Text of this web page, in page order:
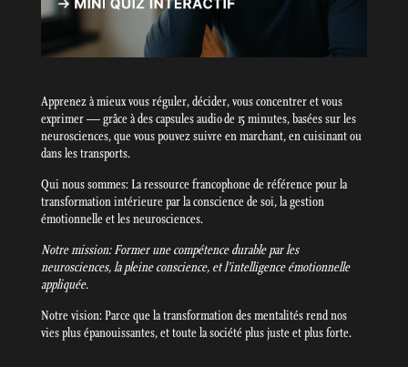
Apprenez à mieux vous réguler, décider, vous concentrer et vous
exprimer — grâce à des capsules audio de 15 minutes, basées sur les
neurosciences, que vous pouvez suivre en marchant, en cuisinant ou
dans les transports.
Qui nous sommes: La ressource francophone de référence pour la
transformation intérieure par la conscience de soi, la gestion
émotionnelle et les neurosciences.
Notre mission: Former une compétence durable par les
neurosciences, la pleine conscience, et l’intelligence émotionnelle
appliquée.
Notre vision: Parce que la transformation des mentalités rend nos
vies plus épanouissantes, et toute la société plus juste et plus forte.